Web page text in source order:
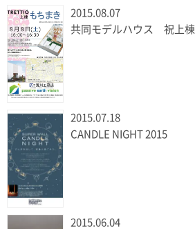
2015.08.07
共同モデルハウス 祝上棟
2015.07.18
CANDLE NIGHT 2015
2015.06.04